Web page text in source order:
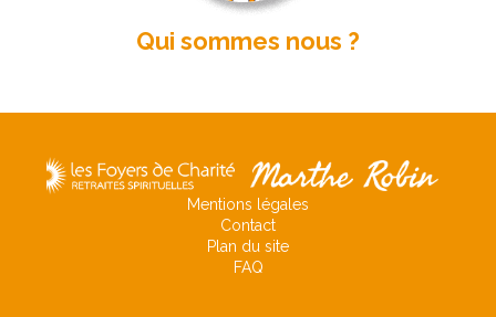
Qui sommes nous ?
Mentions légales
Contact
Plan du site
FAQ